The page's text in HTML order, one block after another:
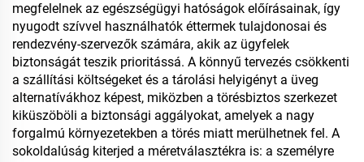
megfelelnek az egészségügyi hatóságok előírásainak, így
nyugodt szívvel használhatók éttermek tulajdonosai és
rendezvény-szervezők számára, akik az ügyfelek
biztonságát teszik prioritássá. A könnyű tervezés csökkenti
a szállítási költségeket és a tárolási helyigényt a üveg
alternatívákhoz képest, miközben a törésbiztos szerkezet
kiküszöböli a biztonsági aggályokat, amelyek a nagy
forgalmú környezetekben a törés miatt merülhetnek fel. A
sokoldalúság kiterjed a méretválasztékra is: a személyre